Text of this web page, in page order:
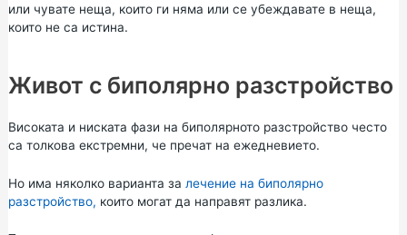
или чувате неща, които ги няма или се убеждавате в неща,
които не са истина.
Живот с биполярно разстройство
Високата и ниската фази на биполярното разстройство често
са толкова екстремни, че пречат на ежедневието.
Но има няколко варианта за лечение на биполярно
разстройство, които могат да направят разлика.